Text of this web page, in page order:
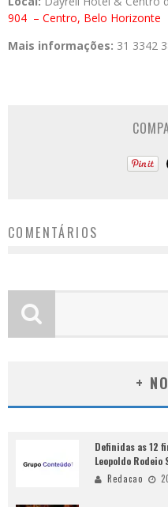
904 – Centro, Belo Horizonte
Mais informações: 31 3342
COMENTÁRIOS
+
Definidas as 12
Leopoldo Rodeio
Redacao